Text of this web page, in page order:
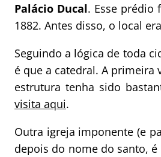
Palácio Ducal. Esse prédio
1882. Antes disso, o local
Seguindo a lógica de toda
é que a catedral. A
estrutura tenha sido
visita aqui.
Outra igreja imponente (e
depois do nome do santo,